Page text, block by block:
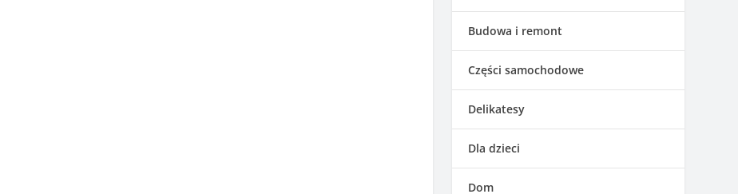
Budowa i remont
Części samochodowe
Delikatesy
Dla dzieci
Dom